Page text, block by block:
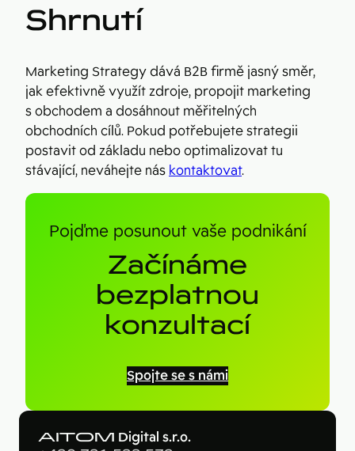
Shrnutí
Marketing Strategy dává B2B firmě jasný směr,
jak efektivně využít zdroje, propojit marketing
s obchodem a dosáhnout měřitelných
obchodních cílů. Pokud potřebujete strategii
postavit od základu nebo optimalizovat tu
stávající, neváhejte nás kontaktovat.
Pojďme posunout vaše podnikání
Začínáme
bezplatnou
konzultací
Spojte se s námi
AITOM Digital s.r.o.